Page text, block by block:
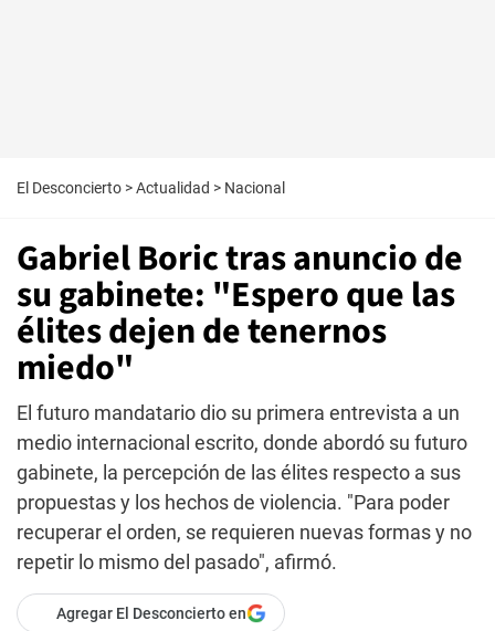
El Desconcierto >Actualidad > Nacional
Gabriel Boric tras anuncio de
su gabinete: "Espero que las
élites dejen de tenernos
miedo"
El futuro mandatario dio su primera entrevista a un
medio internacional escrito, donde abordó su futuro
gabinete, la percepción de las élites respecto a sus
propuestas y los hechos de violencia. "Para poder
recuperar el orden, se requieren nuevas formas y no
repetir lo mismo del pasado", afirmó.
Agregar El Desconcierto en